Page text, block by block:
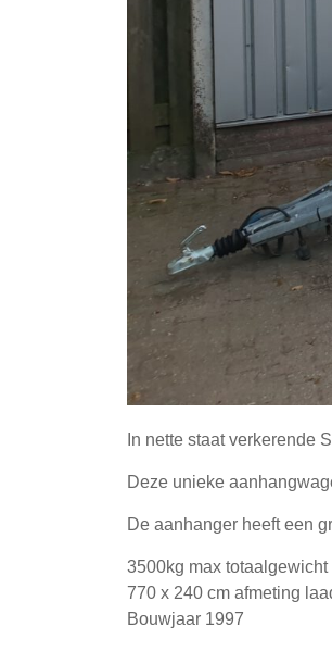
In nette staat verkerende
Deze unieke
De aanhanger heeft een
3500kg max totaalgewicht
770 x 240 cm afmeting
Bouwjaar 1997